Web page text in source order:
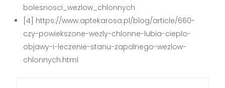
bolesnosci_wezlow_chlonnych
[4] https://www.aptekarosa.pl/blog/article/660-
czy-powiekszone-wezly-chlonne-lubia-cieplo-
objawy-i-leczenie-stanu-zapalnego-wezlow-
chlonnych.html